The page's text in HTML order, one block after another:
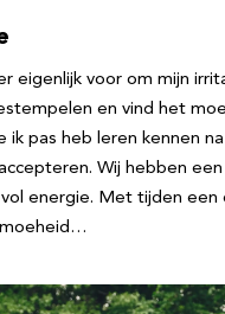
eigenlijk voor om mijn
en vind het
ik pas heb leren kennen
Wij hebben een
energie. Met tijden een